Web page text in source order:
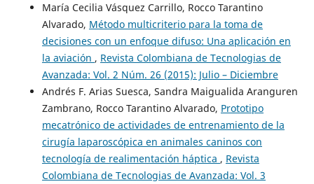
María Cecilia Vásquez Carrillo, Rocco Tarantino
Alvarado, Método multicriterio para la toma de
decisiones con un enfoque difuso: Una aplicación en
la aviación , Revista Colombiana de Tecnologias de
Avanzada: Vol. 2 Núm. 26 (2015): Julio – Diciembre
Andrés F. Arias Suesca, Sandra Maigualida Aranguren
Zambrano, Rocco Tarantino Alvarado, Prototipo
mecatrónico de actividades de entrenamiento de la
cirugía laparoscópica en animales caninos con
tecnología de realimentación háptica , Revista
Colombiana de Tecnologias de Avanzada: Vol. 3